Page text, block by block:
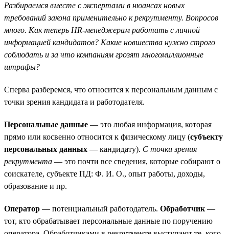
Разбираемся вместе с экспертами в нюансах новых
требований закона применительно к рекрутменту. Вопросов
много. Как теперь HR-менеджерам работать с личной
информацией кандидатов? Какие новшества нужно строго
соблюдать и за что компаниям грозят многомиллионные
штрафы?
Сперва разберемся, что относится к персональным данным с
точки зрения кандидата и работодателя.
Персональные данные — это любая информация, которая
прямо или косвенно относится к физическому лицу (субъекту
персональных данных — кандидату). С точки зрения
рекрутмента — это почти все сведения, которые собирают о
соискателе, субъекте ПД: Ф. И. О., опыт работы, доходы,
образование и пр.
Оператор — потенциальный работодатель. Обработчик —
тот, кто обрабатывает персональные данные по поручению